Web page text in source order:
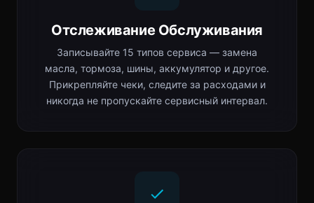
Отслеживание Обслуживания
Записывайте 15 типов сервиса — замена
масла, тормоза, шины, аккумулятор и другое.
Прикрепляйте чеки, следите за расходами и
никогда не пропускайте сервисный интервал.